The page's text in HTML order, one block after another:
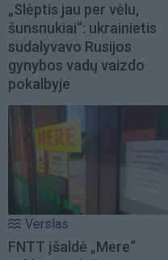
„Slėptis jau per vėlu,
šunsnukiai“: ukrainietis
sudalyvavo Rusijos
gynybos vadų vaizdo
pokalbyje
Verslas
FNTT įšaldė „Mere“